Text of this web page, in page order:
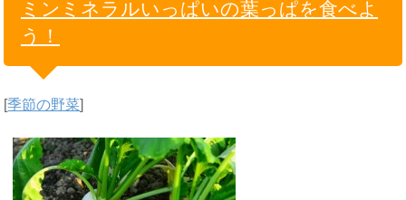
ミンミネラルいっぱいの葉っぱを食べよ
う！
[季節の野菜]